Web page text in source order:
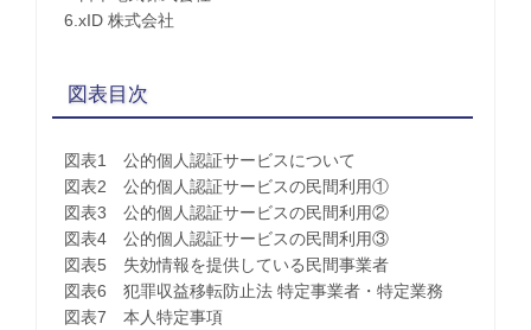
6.xID 株式会社
図表目次
図表1 公的個人認証サービスについて
図表2 公的個人認証サービスの民間利用①
図表3 公的個人認証サービスの民間利用②
図表4 公的個人認証サービスの民間利用③
図表5 失効情報を提供している民間事業者
図表6 犯罪収益移転防止法 特定事業者・特定業務
図表7 本人特定事項